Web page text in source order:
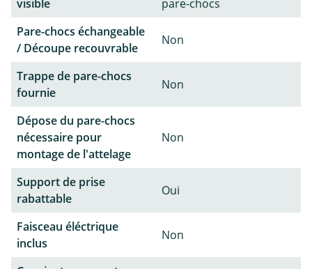
visible
pare-chocs
Pare-chocs échangeable
/ Découpe recouvrable
Non
Trappe de pare-chocs
fournie
Non
Dépose du pare-chocs
nécessaire pour
montage de l'attelage
Non
Support de prise
rabattable
Oui
Faisceau éléctrique
inclus
Non